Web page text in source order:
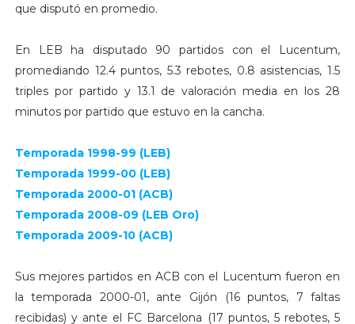
que disputó en promedio.
En LEB ha disputado 90 partidos con el Lucentum,
promediando 12.4 puntos, 5.3 rebotes, 0.8 asistencias, 1.5
triples por partido y 13.1 de valoración media en los 28
minutos por partido que estuvo en la cancha.
Temporada 1998-99 (LEB)
Temporada 1999-00 (LEB)
Temporada 2000-01 (ACB)
Temporada 2008-09 (LEB Oro)
Temporada 2009-10 (ACB)
Sus mejores partidos en ACB con el Lucentum fueron en
la temporada 2000-01, ante Gijón (16 puntos, 7 faltas
recibidas) y ante el FC Barcelona (17 puntos, 5 rebotes, 5